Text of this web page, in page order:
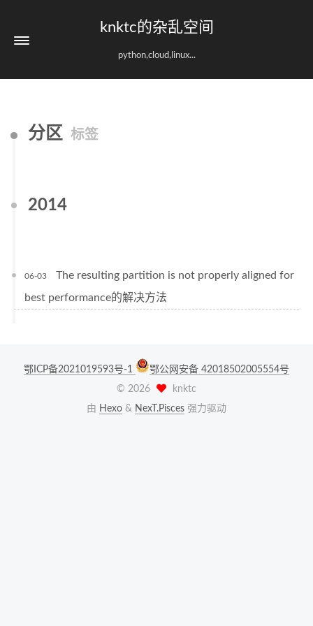
knktc的杂乱空间
python,cloud,linux...
分区 标签
2014
06-03
The resulting partition is not properly aligned for
best performance的解决方法
鄂ICP备2021019593号-1
鄂公网安备 42018502005554号
© 2026
knktc
由 Hexo & NexT.Pisces 强力驱动